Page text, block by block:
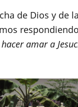
de Dios y de
amar a